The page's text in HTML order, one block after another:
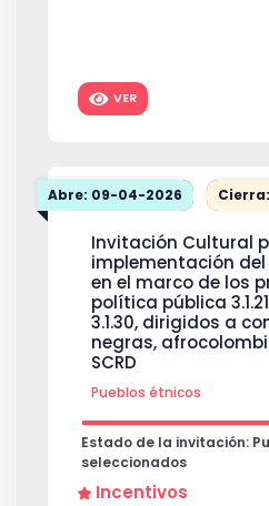
VER
Abre: 09-04-2026
Invitación Cultural
implementación del
en el marco de los
política pública
3.1.30, dirigidos a
negras,
SCRD
Pueblos étnicos
Estado de la invitación:
seleccionados
Incentivos